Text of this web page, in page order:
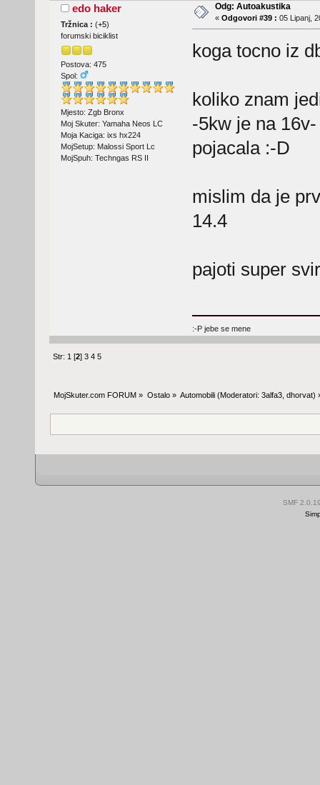
edo haker
Tržnica : (+5)
forumski biciklist
Postova: 475
Spol:
Mjesto: Zgb Bronx
Moj Skuter: Yamaha Neos LC
Moja Kaciga: ixs hx224
MojSetup: Malossi Sport Lc
MojSpuh: Techngas RS II
Odg: Autoakustika
« Odgovori #39 : 05 Lipanj,
koga tocno iz
koliko znam
-5kw je na
pojacala :-D
mislim da je
14.4
pajoti super
:-P jebe se mene
Str: 1 [2]3 4 5
MojSkuter.com FORUM » Ostalo» Automobili(Moderatori: 3alfa3, dhorvat)
SMF